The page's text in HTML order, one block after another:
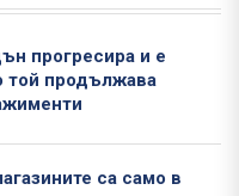
прогресира и е
той продължава
са само в